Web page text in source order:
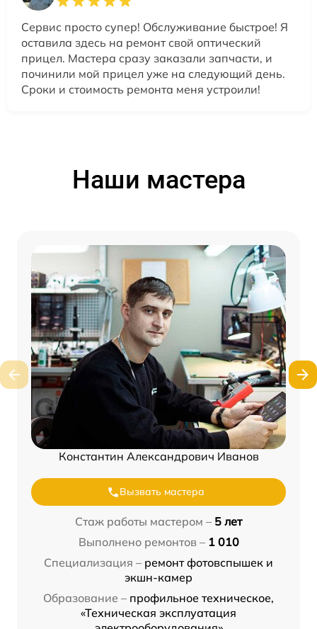
Сервис просто супер! Обслуживание быстрое! Я
оставила здесь на ремонт свой оптический
прицел. Мастера сразу заказали запчасти, и
починили мой прицел уже на следующий день.
Сроки и стоимость ремонта меня устроили!
Наши мастера
Константин Александрович Иванов
Вызвать мастера
Стаж работы мастером – 5 лет
Выполнено ремонтов – 1 010
Специализация – ремонт фотовспышек и
экшн-камер
Образование – профильное техническое,
«Техническая эксплуатация